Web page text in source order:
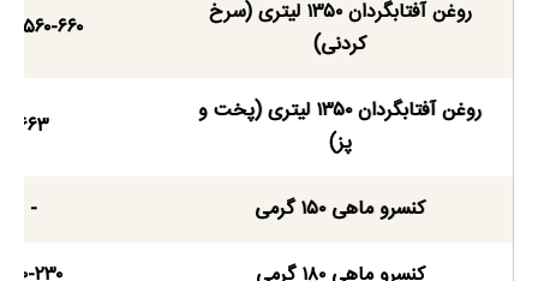
روغن آفتابگردان ۱۳۵۰ لیتری (سرخ
کردنی)
۵۴۹.۵۶۰-
روغن آفتابگردان ۱۳۵۰ لیتری (پخت و
پز)
۶۶۳
کنسرو ماهی ۱۵۰ گرمی -